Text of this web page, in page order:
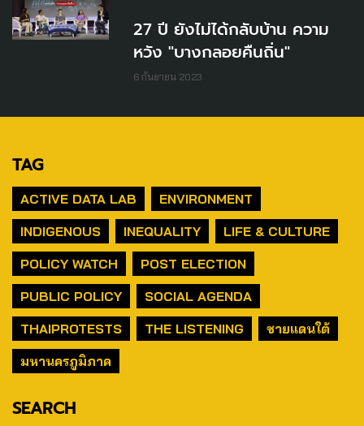
27 ปี ยังไม่ได้กลับบ้าน ความ
หวัง "บางกลอยคืนถิ่น"
6 กันยายน 2023
TAG
ACTIVE DATA LAB
ENVIRONMENT
INDIGENOUS
INEQUALITY
LIFE & CULTURE
POLICY WATCH
POST ELECTION
PUBLIC POLICY
SOCIAL AGENDA
THAIPROTESTS
THE LISTENING
ชายแดนใต้
มหานครภูมิภาค
SEARCH